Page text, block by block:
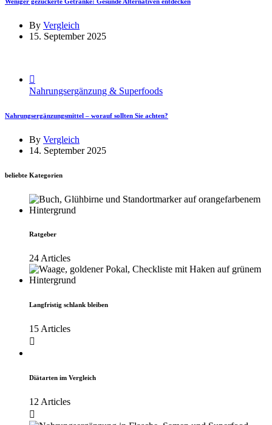
By Vergleich
15. September 2025
Nahrungsergänzung & Superfoods
Nahrungsergänzungsmittel – worauf sollten Sie achten?
By Vergleich
14. September 2025
beliebte Kategorien
Ratgeber
24 Articles
Langfristig schlank bleiben
15 Articles
Diätarten im Vergleich
12 Articles